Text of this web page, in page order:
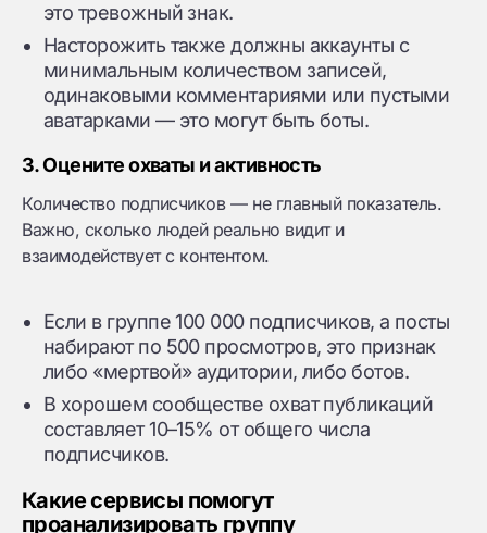
это тревожный знак.
Насторожить также должны аккаунты с
минимальным количеством записей,
одинаковыми комментариями или пустыми
аватарками — это могут быть боты.
3. Оцените охваты и активность
Количество подписчиков — не главный показатель.
Важно, сколько людей реально видит и
взаимодействует с контентом.
Если в группе 100 000 подписчиков, а посты
набирают по 500 просмотров, это признак
либо «мертвой» аудитории, либо ботов.
В хорошем сообществе охват публикаций
составляет 10–15% от общего числа
подписчиков.
Какие сервисы помогут
проанализировать группу